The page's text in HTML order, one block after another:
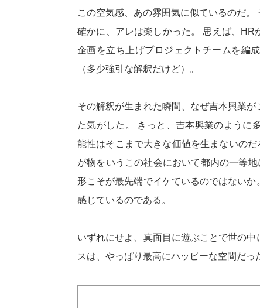
この空気感、あの雰囲気に似ているのだ。
確かに、アレは楽しかった。 思えば、
企画を立ち上げプロジェクトチームを編
（多少強引な解釈だけど）。
その解釈が生まれた瞬間、なぜ吉本興業
た気がした。 きっと、吉本興業のように
能性はそこまで大きな価値を生まないの
が物をいうこの社会において都内の一等
形こそが最先端でイケているのではない
感じているのである。
いずれにせよ、真面目に遊ぶことで世の
スは、やっぱり最高にハッピーな空間だっ